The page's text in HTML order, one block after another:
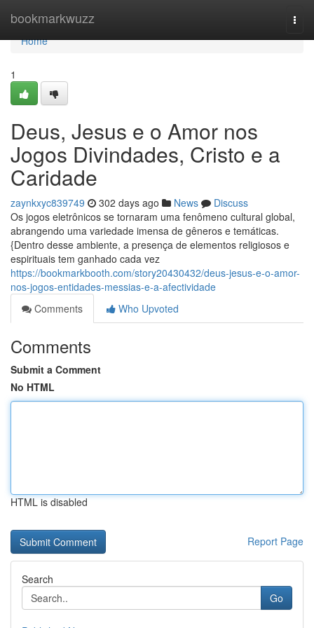
bookmarkwuzz
Home
Home
1
Deus, Jesus e o Amor nos
Jogos Divindades, Cristo e a
Caridade
zaynkxyc839749 302 days ago News
Discuss
Os jogos eletrônicos se tornaram uma fenômeno cultural global,
abrangendo uma variedade imensa de gêneros e temáticas.
{Dentro desse ambiente, a presença de elementos religiosos e
espirituais tem ganhado cada vez
https://bookmarkbooth.com/story20430432/deus-jesus-e-o-amor-
nos-jogos-entidades-messias-e-a-afectividade
Comments
Who Upvoted
Comments
Submit a Comment
No HTML
HTML is disabled
Report Page
Search
Go